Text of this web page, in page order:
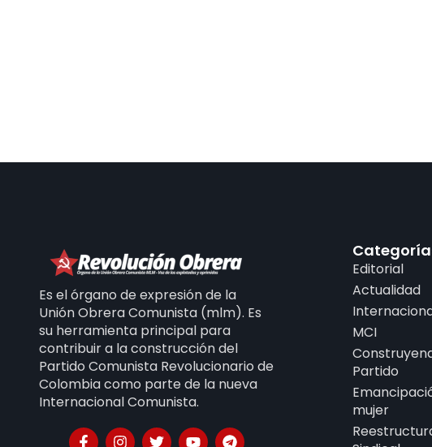
Es el órgano de expresión de la
Unión Obrera Comunista (mlm). Es
su herramienta principal para
contribuir a la construcción del
Partido Comunista Revolucionario de
Colombia como parte de la nueva
Internacional Comunista.
Editorial
Actualidad
MCI
Partido
mujer